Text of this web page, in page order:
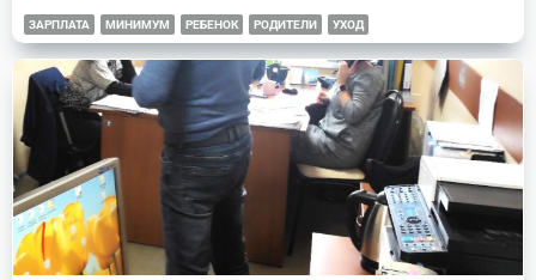
ЗАРПЛАТА МИНИМУМ РЕБЕНОК РОДИТЕЛИ УХОД